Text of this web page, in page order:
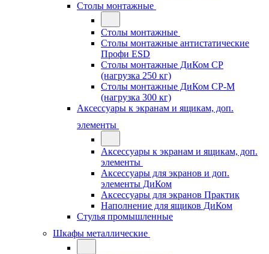
Столы монтажные
Столы монтажные
Столы монтажные антистатические
Профи ESD
Столы монтажные ДиКом СР
(нагрузка 250 кг)
Столы монтажные ДиКом СР-М
(нагрузка 300 кг)
Аксессуары к экранам и ящикам, доп.
элементы
Аксессуары к экранам и ящикам, доп.
элементы
Аксессуары для экранов и доп.
элементы ДиКом
Аксессуары для экранов Практик
Наполнение для ящиков ДиКом
Стулья промышленные
Шкафы металлические